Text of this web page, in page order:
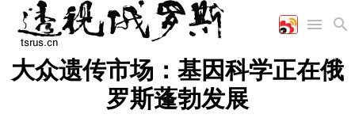
首页
大众遗传市场：基因科学正在俄
罗斯蓬勃发展